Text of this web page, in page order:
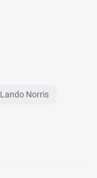
Lando Norris